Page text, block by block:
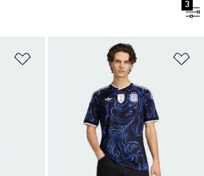
3
Lägg till på önskelistan